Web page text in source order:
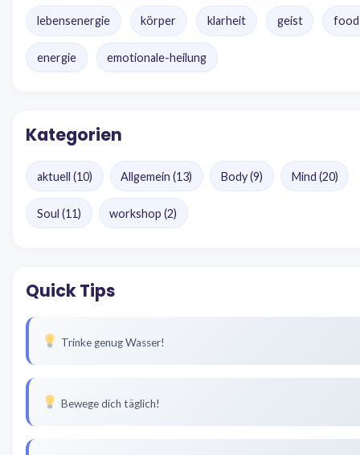
lebensenergie körper klarheit geist
energie emotionale-heilung
Kategorien
aktuell (10) Allgemein(13) Body(9) Mind (20)
Soul (11) workshop(2)
Quick Tips
Trinke genug Wasser!
Bewege dich täglich!